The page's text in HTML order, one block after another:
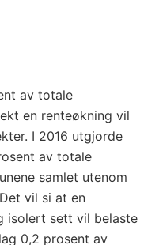
av totale
en renteøkning vil
I 2016 utgjorde
av totale
samlet utenom
vil si at en
isolert sett vil belaste
0,2 prosent av